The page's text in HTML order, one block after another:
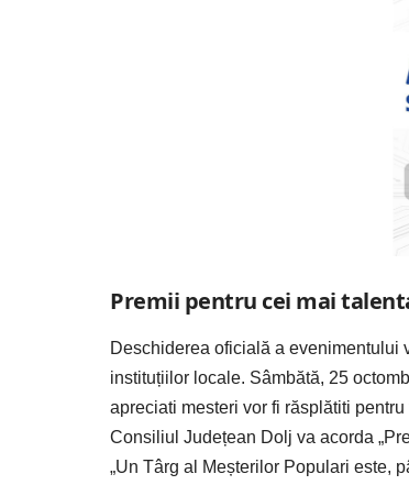
Premii pentru cei mai
Deschiderea oficială a evenimentului
instituțiilor locale. Sâmbătă, 25
apreciati mesteri vor fi răsplătiti
Consiliul Județean Dolj va acorda
„Un Târg al Meșterilor Populari este,